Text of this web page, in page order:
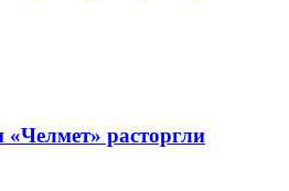
расторгли